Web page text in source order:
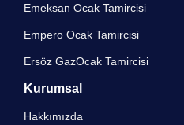
Emeksan Ocak Tamircisi​
Empero Ocak Tamircisi​
Ersöz GazOcak Tamircisi​
Kurumsal
Hakkımızda